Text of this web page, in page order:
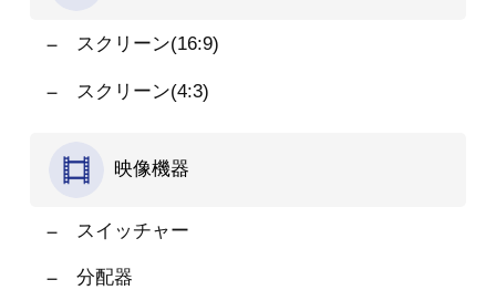
スクリーン(16:9)
スクリーン(4:3)
映像機器
スイッチャー
分配器